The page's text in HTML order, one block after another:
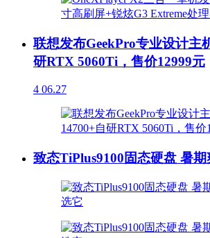
联想发布GeekPro专业设计主
研RTX 5060Ti，售价12999元
4 06.27
致态TiPlus9100固态硬盘 暑